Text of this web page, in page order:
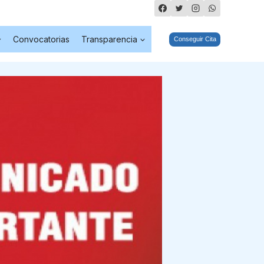
Convocatorias Transparencia Conseguir Cita